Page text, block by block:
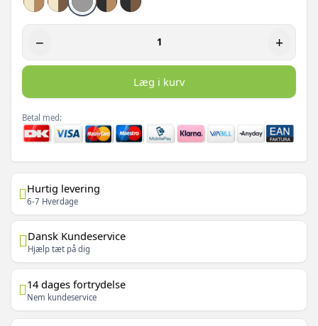
− +
Læg i kurv
Betal med:
Hurtig levering
6-7 Hverdage
Dansk Kundeservice
Hjælp tæt på dig
14 dages fortrydelse
Nem kundeservice